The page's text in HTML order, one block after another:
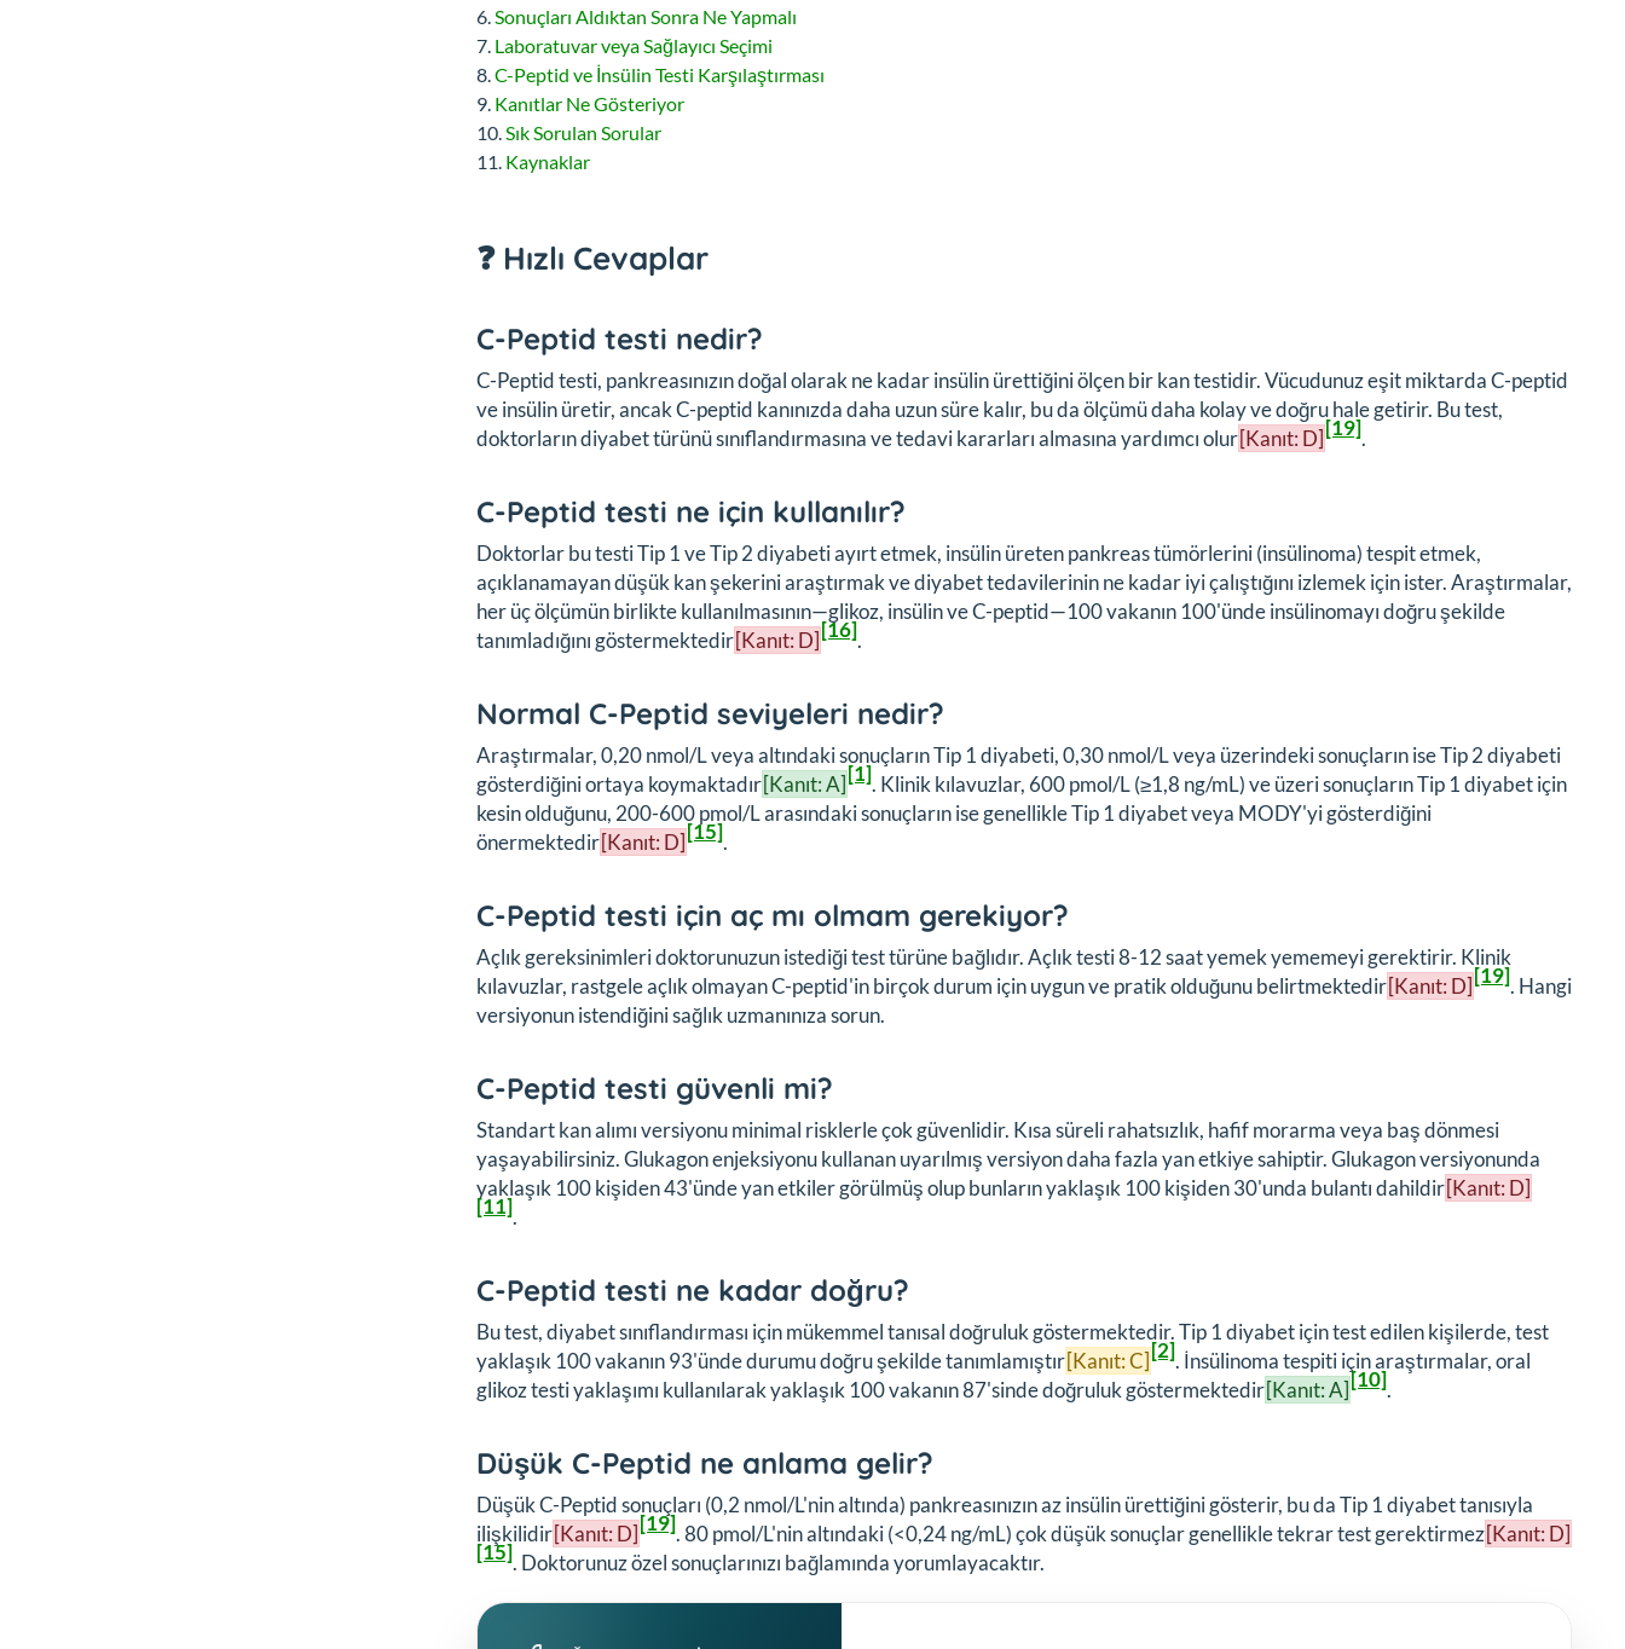
Sonuçları Aldıktan Sonra Ne Yapmalı
Laboratuvar veya Sağlayıcı Seçimi
C-Peptid ve İnsülin Testi Karşılaştırması
Kanıtlar Ne Gösteriyor
Sık Sorulan Sorular
Kaynaklar
❓ Hızlı Cevaplar
C-Peptid testi nedir?
C-Peptid testi, pankreasınızın doğal olarak ne kadar insülin ürettiğini ölçen bir kan testidir. Vücudunuz eşit miktarda C-peptid
ve insülin üretir, ancak C-peptid kanınızda daha uzun süre kalır, bu da ölçümü daha kolay ve doğru hale getirir. Bu test,
doktorların diyabet türünü sınıflandırmasına ve tedavi kararları almasına yardımcı olur[Kanıt: D][19].
C-Peptid testi ne için kullanılır?
Doktorlar bu testi Tip 1 ve Tip 2 diyabeti ayırt etmek, insülin üreten pankreas tümörlerini (insülinoma) tespit etmek,
açıklanamayan düşük kan şekerini araştırmak ve diyabet tedavilerinin ne kadar iyi çalıştığını izlemek için ister. Araştırmalar,
her üç ölçümün birlikte kullanılmasının—glikoz, insülin ve C-peptid—100 vakanın 100'ünde insülinomayı doğru şekilde
tanımladığını göstermektedir[Kanıt: D][16].
Normal C-Peptid seviyeleri nedir?
Araştırmalar, 0,20 nmol/L veya altındaki sonuçların Tip 1 diyabeti, 0,30 nmol/L veya üzerindeki sonuçların ise Tip 2 diyabeti
gösterdiğini ortaya koymaktadır[Kanıt: A][1]. Klinik kılavuzlar, 600 pmol/L (≥1,8 ng/mL) ve üzeri sonuçların Tip 1 diyabet için
kesin olduğunu, 200-600 pmol/L arasındaki sonuçların ise genellikle Tip 1 diyabet veya MODY'yi gösterdiğini
önermektedir[Kanıt: D][15].
C-Peptid testi için aç mı olmam gerekiyor?
Açlık gereksinimleri doktorunuzun istediği test türüne bağlıdır. Açlık testi 8-12 saat yemek yememeyi gerektirir. Klinik
kılavuzlar, rastgele açlık olmayan C-peptid'in birçok durum için uygun ve pratik olduğunu belirtmektedir[Kanıt: D][19]. Hangi
versiyonun istendiğini sağlık uzmanınıza sorun.
C-Peptid testi güvenli mi?
Standart kan alımı versiyonu minimal risklerle çok güvenlidir. Kısa süreli rahatsızlık, hafif morarma veya baş dönmesi
yaşayabilirsiniz. Glukagon enjeksiyonu kullanan uyarılmış versiyon daha fazla yan etkiye sahiptir. Glukagon versiyonunda
yaklaşık 100 kişiden 43'ünde yan etkiler görülmüş olup bunların yaklaşık 100 kişiden 30'unda bulantı dahildir[Kanıt: D]
[11].
C-Peptid testi ne kadar doğru?
Bu test, diyabet sınıflandırması için mükemmel tanısal doğruluk göstermektedir. Tip 1 diyabet için test edilen kişilerde, test
yaklaşık 100 vakanın 93'ünde durumu doğru şekilde tanımlamıştır[Kanıt: C][2]. İnsülinoma tespiti için araştırmalar, oral
glikoz testi yaklaşımı kullanılarak yaklaşık 100 vakanın 87'sinde doğruluk göstermektedir[Kanıt: A][10].
Düşük C-Peptid ne anlama gelir?
Düşük C-Peptid sonuçları (0,2 nmol/L'nin altında) pankreasınızın az insülin ürettiğini gösterir, bu da Tip 1 diyabet tanısıyla
ilişkilidir[Kanıt: D][19]. 80 pmol/L'nin altındaki (<0,24 ng/mL) çok düşük sonuçlar genellikle tekrar test gerektirmez[Kanıt: D]
[15]. Doktorunuz özel sonuçlarınızı bağlamında yorumlayacaktır.